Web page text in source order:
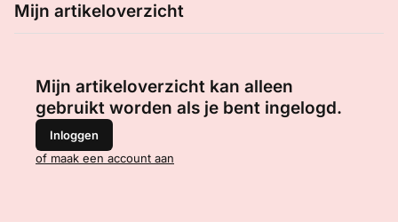
Mijn artikeloverzicht
Mijn artikeloverzicht kan alleen
gebruikt worden als je bent ingelogd.
Inloggen
of maak een account aan